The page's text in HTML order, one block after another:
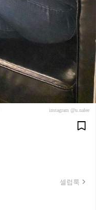
instagram @u.nalee
셀럽룩